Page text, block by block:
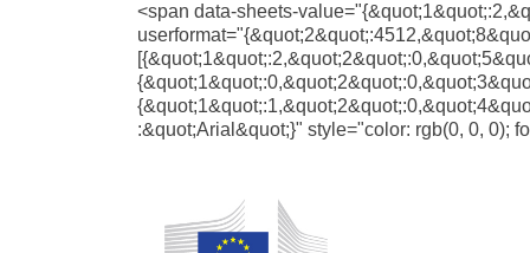
<span data-sheets-
:&quot;Arial&quot;}" style="color: rgb(0, 0, 0);